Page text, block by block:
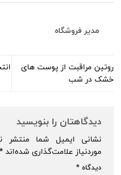
مدیر فروشگاه
روتین مراقبت از پوست های
خشک در شب
دیدگاهتان را بنویسید
نشانی ایمیل شما منتشر
موردنیاز علامت‌گذاری شده‌اند*
دیدگاه *